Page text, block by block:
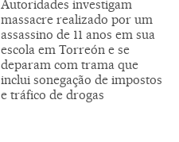
Autoridades investigam
massacre realizado por um
assassino de 11 anos em sua
escola em Torreón e se
deparam com trama que
inclui sonegação de impostos
e tráfico de drogas